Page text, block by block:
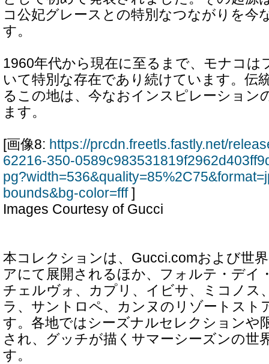
コ公妃グレースとの特別なつながりを今
す。
1960年代から現在に至るまで、モナコは
いて特別な存在であり続けています。伝
るこの地は、今なおインスピレーション
ます。
[画像8: https://prcdn.freetls.fastly.net/
62216-350-
bounds&bg-color=fff]
Images Courtesy of Gucci
本コレクションは、Gucci.comおよび世
アにて展開されるほか、フォルテ・デイ
チェルヴォ、カプリ、イビサ、ミコノス
ラ、サントロペ、カンヌのリゾートスト
す。各地ではシーズナルセレクションや
され、グッチが描くサマーシーズンの世
す。